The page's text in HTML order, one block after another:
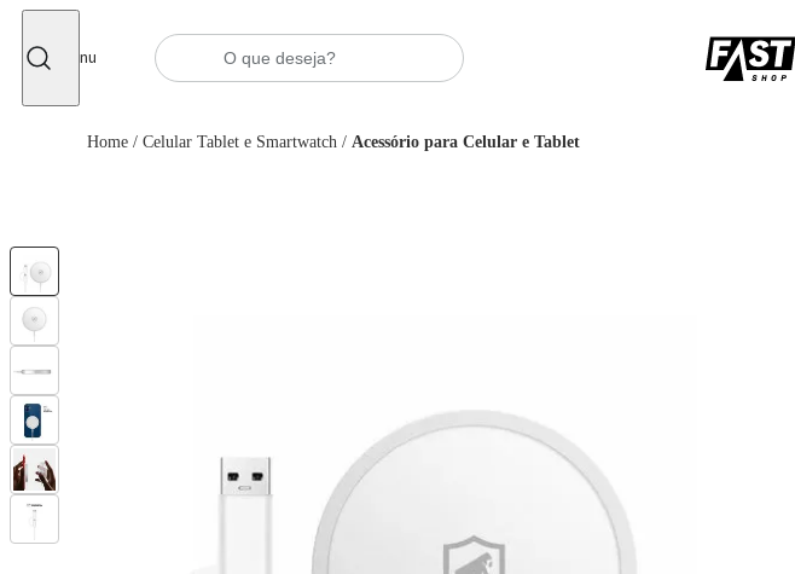
Menu
Home / Celular Tablet e Smartwatch / Acessório para Celular e Tablet